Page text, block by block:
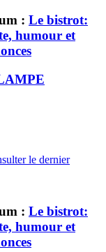
: Le bistrot:
humour et
le dernier
: Le bistrot:
humour et